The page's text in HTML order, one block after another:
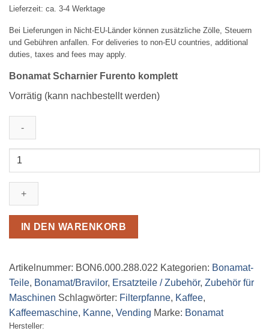
Lieferzeit: ca. 3-4 Werktage
Bei Lieferungen in Nicht-EU-Länder können zusätzliche Zölle, Steuern
und Gebühren anfallen. For deliveries to non-EU countries, additional
duties, taxes and fees may apply.
Bonamat Scharnier Furento komplett
Vorrätig (kann nachbestellt werden)
Bonamat
Furento
komplett
IN DEN WARENKORB
Artikelnummer: BON6.000.288.022 Kategorien: Bonamat-
Teile, Bonamat/Bravilor, Ersatzteile / Zubehör, Zubehör für
Maschinen Schlagwörter: Filterpfanne, Kaffee,
Kaffeemaschine, Kanne, Vending Marke: Bonamat
Hersteller: